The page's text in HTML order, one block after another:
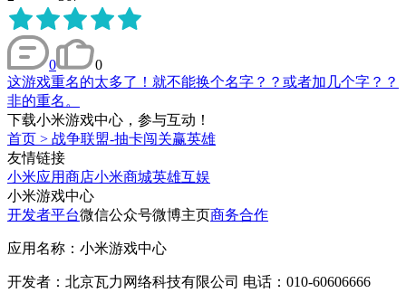
0
0
这游戏重名的太多了！就不能换个名字？？或者加几个字？？
非的重名。
下载小米游戏中心，参与互动！
首页 > 战争联盟-抽卡闯关赢英雄
友情链接
小米应用商店小米商城英雄互娱
小米游戏中心
开发者平台微信公众号微博主页商务合作
应用名称：小米游戏中心
开发者：北京瓦力网络科技有限公司 电话：010-60606666